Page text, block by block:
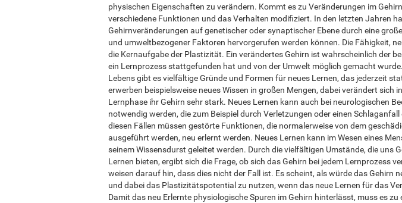
physischen Eigenschaften zu verändern. Kommt es zu Veränderungen im
verschiedene Funktionen und das Verhalten modifiziert. In den letzten Jahren
Gehirnveränderungen auf genetischer oder synaptischer Ebene durch eine
und umweltbezogener Faktoren hervorgerufen werden können. Die Fähigkeit,
die Kernaufgabe der Plastizität. Ein verändertes Gehirn ist wahrscheinlich der
ein Lernprozess stattgefunden hat und von der Umwelt möglich gemacht
Lebens gibt es vielfältige Gründe und Formen für neues Lernen, das jederzeit
erwerben beispielsweise neues Wissen in großen Mengen, dabei verändert sich
Lernphase ihr Gehirn sehr stark. Neues Lernen kann auch bei neurologischen
notwendig werden, die zum Beispiel durch Verletzungen oder einen
diesen Fällen müssen gestörte Funktionen, die normalerweise von dem
ausgeführt werden, neu erlernt werden. Neues Lernen kann im Wesen eines
seinem Wissensdurst geleitet werden. Durch die vielfältigen Umstände, die uns
Lernen bieten, ergibt sich die Frage, ob sich das Gehirn bei jedem Lernprozess
weisen darauf hin, dass dies nicht der Fall ist. Es scheint, als würde das Gehirn
und dabei das Plastizitätspotential zu nutzen, wenn das neue Lernen für das
Damit das neu Erlernte physiologische Spuren im Gehirn hinterlässt, muss es zu